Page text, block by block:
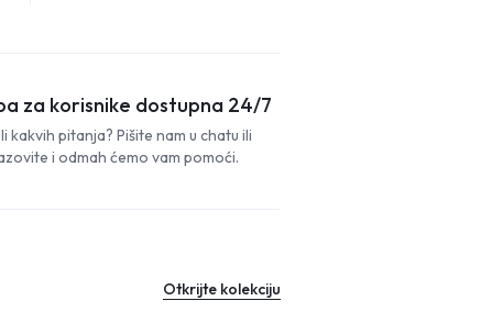
za korisnike dostupna 24/7
kakvih pitanja? Pišite nam u chatu ili
i odmah ćemo vam pomoći.
Otkrijte kolekciju